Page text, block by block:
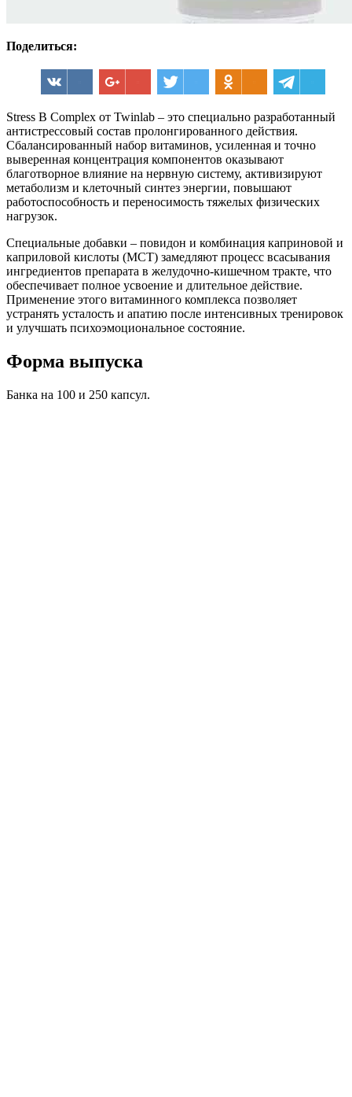
Поделиться:
Stress B Complex от Twinlab – это специально разработанный
антистрессовый состав пролонгированного действия.
Сбалансированный набор витаминов, усиленная и точно
выверенная концентрация компонентов оказывают
благотворное влияние на нервную систему, активизируют
метаболизм и клеточный синтез энергии, повышают
работоспособность и переносимость тяжелых физических
нагрузок.
Специальные добавки – повидон и комбинация каприновой и
каприловой кислоты (МСТ) замедляют процесс всасывания
ингредиентов препарата в желудочно-кишечном тракте, что
обеспечивает полное усвоение и длительное действие.
Применение этого витаминного комплекса позволяет
устранять усталость и апатию после интенсивных тренировок
и улучшать психоэмоциональное состояние.
Форма выпуска
Банка на 100 и 250 капсул.